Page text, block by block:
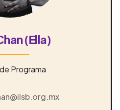
(Ella)
Programa